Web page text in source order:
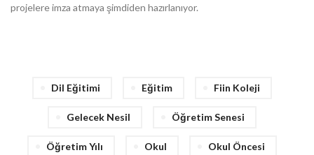
projelere imza atmaya şimdiden hazırlanıyor.
Dil Eğitimi Eğitim Fiin Koleji
Gelecek Nesil Öğretim Senesi
Öğretim Yılı Okul Okul Öncesi